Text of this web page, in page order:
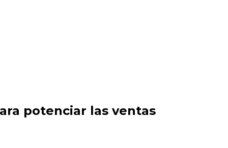
potenciar las ventas